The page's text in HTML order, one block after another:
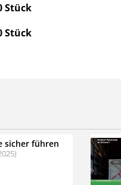
Stück
Stück
sicher führen